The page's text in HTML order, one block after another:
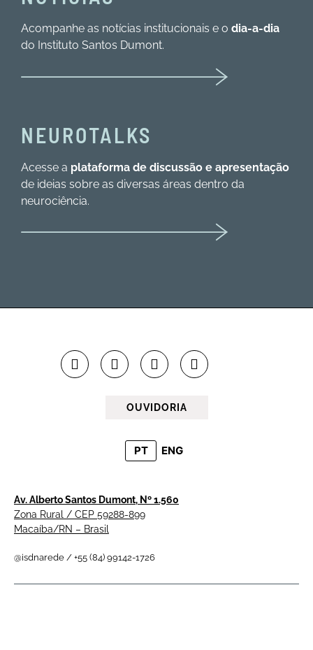
Acompanhe as notícias institucionais e o dia-a-dia
do Instituto Santos Dumont.
NEUROTALKS
Acesse a plataforma de discussão e apresentação
de ideias sobre as diversas áreas dentro da
neurociência.
OUVIDORIA
PT ENG
Av. Alberto Santos Dumont, Nº 1.560
Zona Rural / CEP 59288-899
Macaíba/RN – Brasil
@isdnarede / +55 (84) 99142-1726